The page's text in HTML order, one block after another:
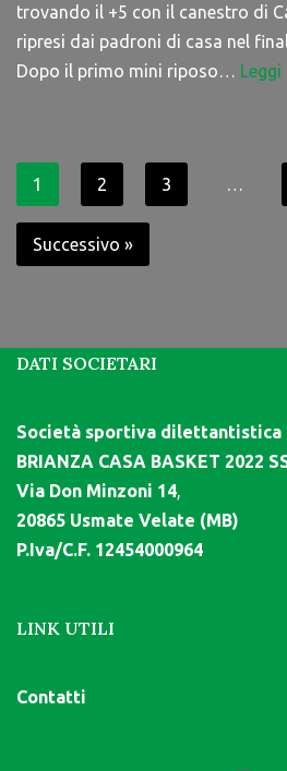
trovando il +5 con il canestro di
ripresi dai padroni di casa nel
Dopo il primo mini riposo…
1 2 3
Successivo »
DATI SOCIETARI
Società sportiva dilettantistica
BRIANZA CASA BASKET 2022
Via Don Minzoni 14,
20865 Usmate Velate (MB)
P.Iva/C.F. 12454000964
LINK UTILI
Contatti